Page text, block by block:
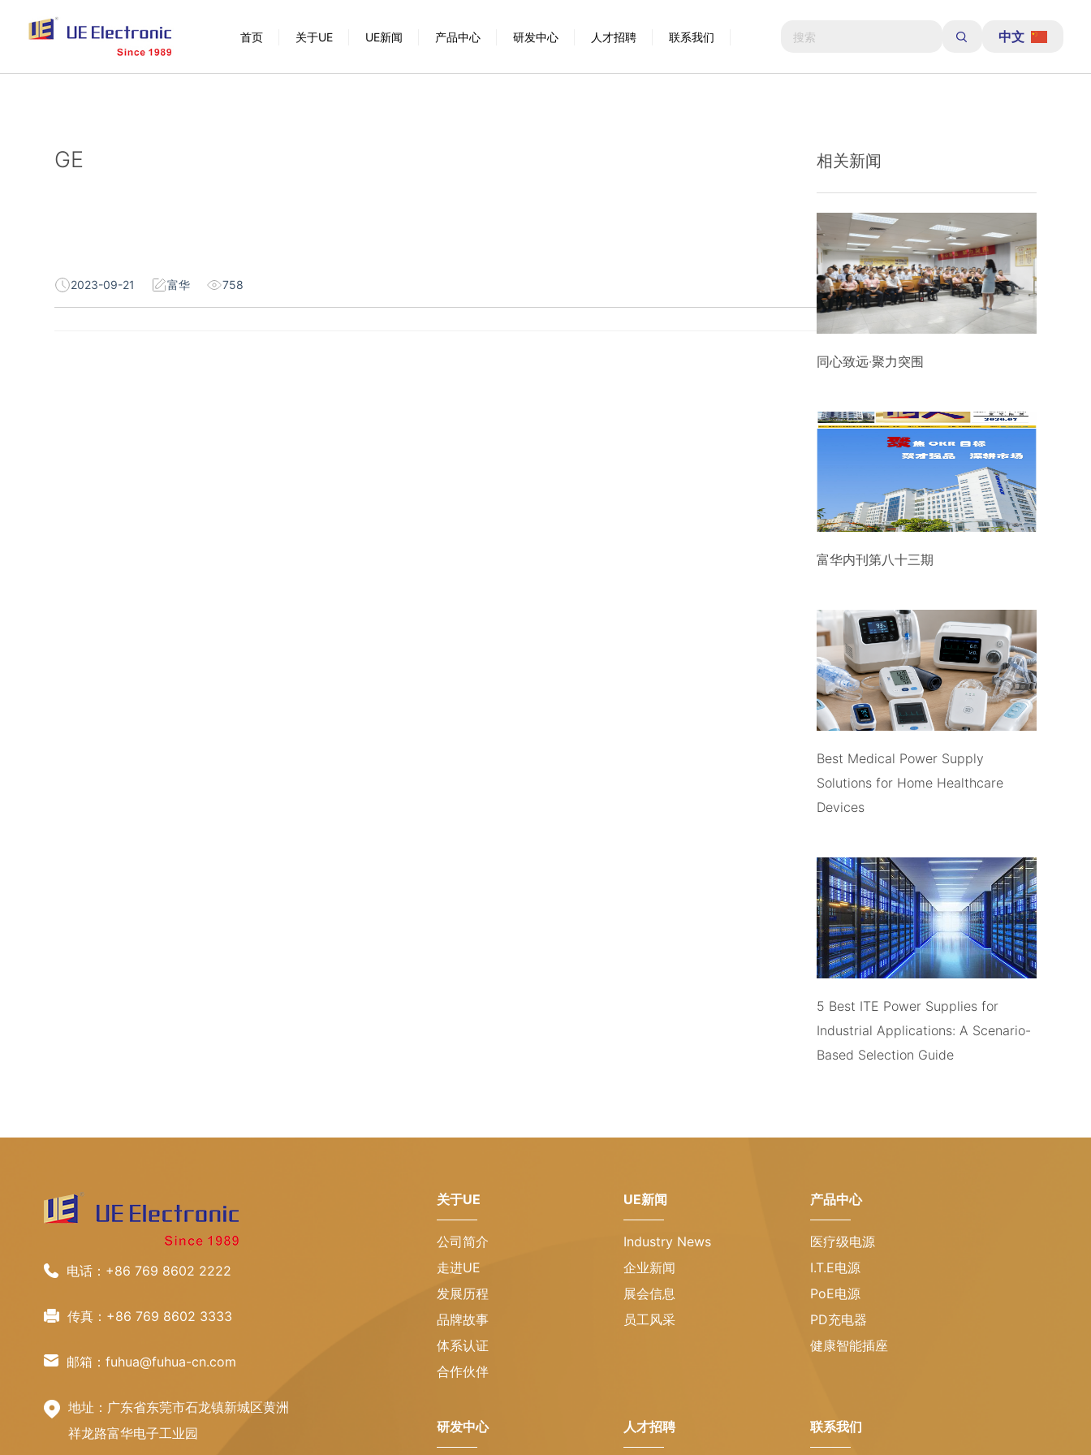
跳
过
首页 关于UE UE新闻 产品中心 研发中心 人才招聘 联系我们 中文
GE
2023-09-21 富华 758
相关新闻
同心致远·聚力突围
富华内刊第八十三期
Best Medical Power Supply
Solutions for Home Healthcare
Devices
5 Best ITE Power Supplies for
Industrial Applications: A Scenario-
Based Selection Guide
电话：+86 769 8602 2222
传真：+86 769 8602 3333
邮箱：fuhua@fuhua-cn.com
地址：广东省东莞市石龙镇新城区黄洲
祥龙路富华电子工业园
关于UE
公司简介
走进UE
发展历程
品牌故事
体系认证
合作伙伴
UE新闻
Industry News
企业新闻
展会信息
员工风采
产品中心
医疗级电源
I.T.E电源
PoE电源
PD充电器
健康智能插座
研发中心 人才招聘 联系我们